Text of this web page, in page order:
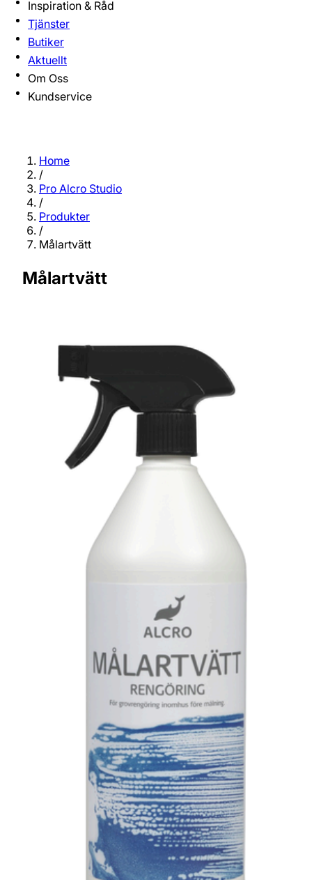
Inspiration & Råd
Tjänster
Butiker
Aktuellt
Om Oss
Kundservice
Home
/
Pro Alcro Studio
/
Produkter
/
Målartvätt
Målartvätt